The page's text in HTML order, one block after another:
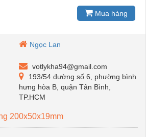
Mua hàng
Ngọc Lan
votlykha94@gmail.com
193/54 đường số 6, phường bình
hưng hòa B, quận Tân Bình,
TP.HCM
200x50x19mm